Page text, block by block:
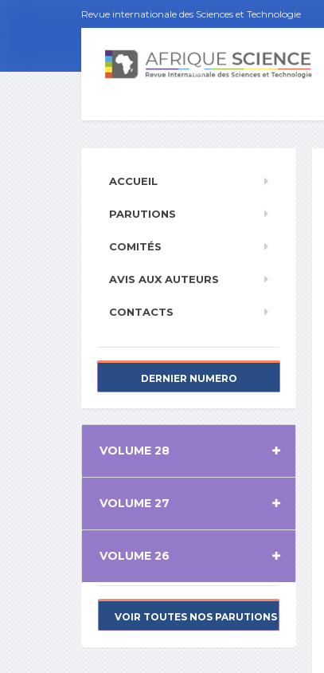
Revue internationale des Sciences et Technologie
ACCUEIL
PARUTIONS
COMITÉS
AVIS AUX AUTEURS
CONTACTS
DERNIER NUMERO
VOLUME 28
VOLUME 27
VOLUME 26
VOIR TOUTES NOS PARUTIONS